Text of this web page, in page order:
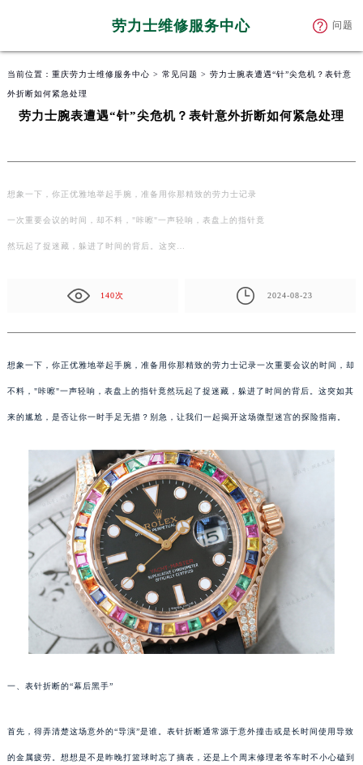
劳力士维修服务中心 问题
当前位置： 重庆劳力士维修服务中心 > 常见问题 > 劳力士腕表遭遇“针”尖危机？表针意
外折断如何紧急处理
劳力士腕表遭遇“针”尖危机？表针意外折断如何紧急处理
想象一下，你正优雅地举起手腕，准备用你那精致的劳力士记录
一次重要会议的时间，却不料，"咔嚓"一声轻响，表盘上的指针竟
然玩起了捉迷藏，躲进了时间的背后。这突…
140次 2024-08-23
想象一下，你正优雅地举起手腕，准备用你那精致的劳力士记录一次重要会议的时间，却
不料，"咔嚓"一声轻响，表盘上的指针竟然玩起了捉迷藏，躲进了时间的背后。这突如其
来的尴尬，是否让你一时手足无措？别急，让我们一起揭开这场微型迷宫的探险指南。
一、表针折断的“幕后黑手”
首先，得弄清楚这场意外的“导演”是谁。表针折断通常源于意外撞击或是长时间使用导致
的金属疲劳。想想是不是昨晚打篮球时忘了摘表，还是上个周末修理老爷车时不小心磕到